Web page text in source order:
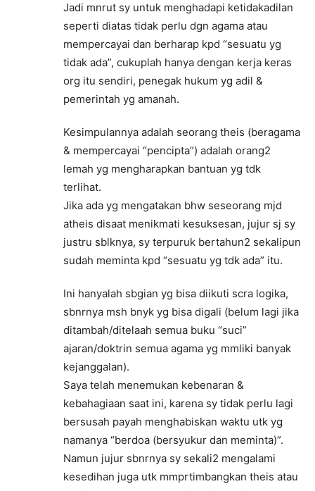
Jadi mnrut sy untuk menghadapi ketidakadilan
seperti diatas tidak perlu dgn agama atau
mempercayai dan berharap kpd “sesuatu yg
tidak ada”, cukuplah hanya dengan kerja keras
org itu sendiri, penegak hukum yg adil &
pemerintah yg amanah.
Kesimpulannya adalah seorang theis (beragama
& mempercayai “pencipta”) adalah orang2
lemah yg mengharapkan bantuan yg tdk
terlihat.
Jika ada yg mengatakan bhw seseorang mjd
atheis disaat menikmati kesuksesan, jujur sj sy
justru sblknya, sy terpuruk bertahun2 sekalipun
sudah meminta kpd “sesuatu yg tdk ada” itu.
Ini hanyalah sbgian yg bisa diikuti scra logika,
sbnrnya msh bnyk yg bisa digali (belum lagi jika
ditambah/ditelaah semua buku “suci”
ajaran/doktrin semua agama yg mmliki banyak
kejanggalan).
Saya telah menemukan kebenaran &
kebahagiaan saat ini, karena sy tidak perlu lagi
bersusah payah menghabiskan waktu utk yg
namanya “berdoa (bersyukur dan meminta)”.
Namun jujur sbnrnya sy sekali2 mengalami
kesedihan juga utk mmprtimbangkan theis atau